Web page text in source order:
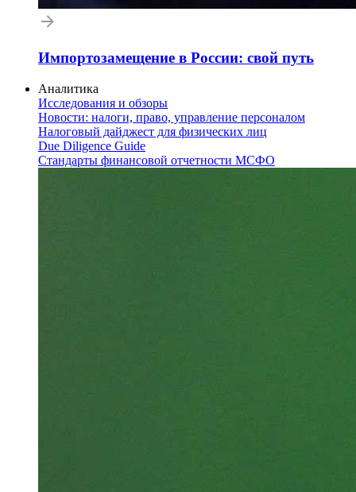
Импортозамещение в России: свой путь
Аналитика
Исследования и обзоры
Новости: налоги, право, управление персоналом
Налоговый дайджест для физических лиц
Due Diligence Guide
Стандарты финансовой отчетности МСФО